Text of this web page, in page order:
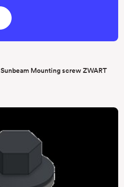
Sunbeam Mounting screw ZWART